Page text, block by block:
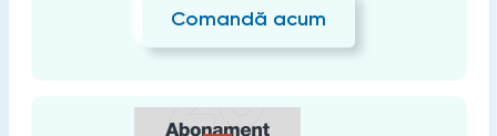
Comandă acum